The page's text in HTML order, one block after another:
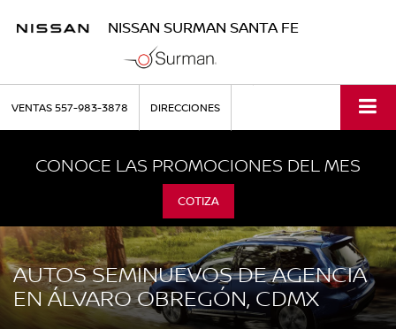
NISSAN SURMAN SANTA FE
VENTAS557-983-3878 DIRECCIONES
CONOCE LAS PROMOCIONES DEL MES
COTIZA
AUTOS SEMINUEVOS DE AGENCIA
EN ÁLVARO OBREGÓN, CDMX